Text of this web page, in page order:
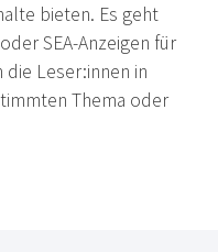
bieten. Es geht
SEA-Anzeigen für
Leser:innen in
Thema oder